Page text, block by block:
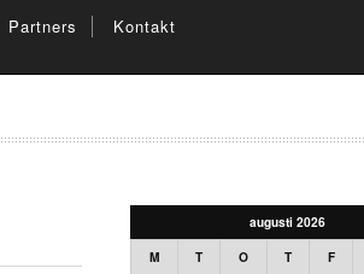
Partners Kontakt
augusti 2026
M T O T F